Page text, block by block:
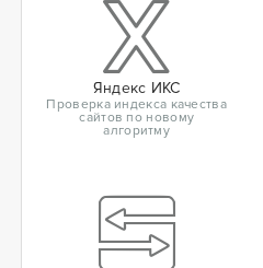
Яндекс ИКС
Проверка индекса качества
сайтов по новому
алгоритму